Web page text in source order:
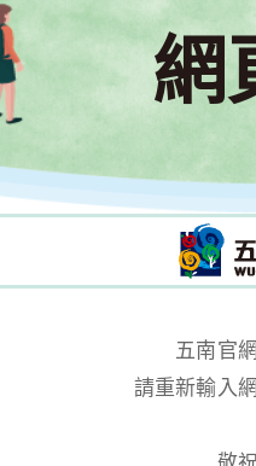
網
五南官
請重新輸入